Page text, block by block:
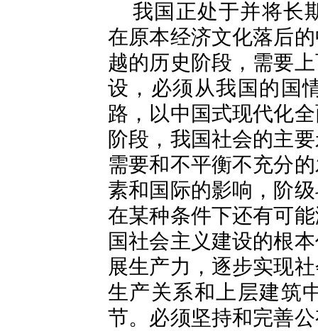
我国正处于并将长
在原本经济文化落后
越的历史阶段，需要
设，必须从我国的国
路，以中国式现代化
阶段，我国社会的主
需要和不平衡不充分
素和国际的影响，阶
在某种条件下还有可
国社会主义建设的根
展生产力，逐步实现
生产关系和上层建筑
节。必须坚持和完善